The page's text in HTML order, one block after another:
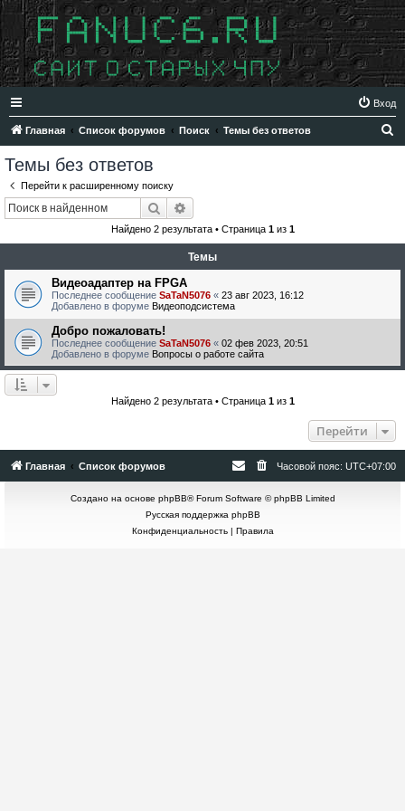
Вход
Главная Список форумов Поиск Темы без ответов
Темы без ответов
Перейти к расширенному поиску
Поиск
Найдено 2 результата • Страница 1из 1
Темы
Видеоадаптер на FPGA
Последнее сообщение SaTaN5076 « 23 авг 2023, 16:12
Добавлено в форуме Видеоподсистема
Добро пожаловать!
Последнее сообщение SaTaN5076 « 02 фев 2023, 20:51
Добавлено в форуме Вопросы о работе сайта
Найдено 2 результата • Страница 1из 1
Перейти
Главная Список форумов Часовой пояс: UTC+07:00
Создано на основе phpBB® Forum Software © phpBB Limited
Русская поддержка phpBB
Конфиденциальность| Правила